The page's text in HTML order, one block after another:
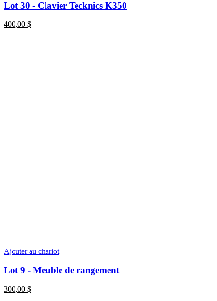
Lot 30 - Clavier Tecknics K350
400,00 $
Ajouter au chariot
Lot 9 - Meuble de rangement
300,00 $